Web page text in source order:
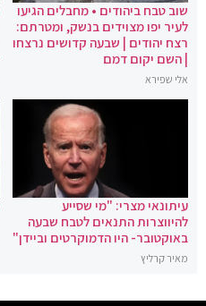
שוב טבח ביהודים • מחבלים הגיעו
לעיר יפו מצוידים בנשק, ומטרתם:
רצח יהודים | שבעה קדושים נרצחו
| השם יקום דמם
אלי שפירא
עיתונאי מצרי: "מי שסייע
להיווצרות התנאים לטבח שבעה
באוקטובר- היו הדמוקרטים וביידן"
מאיר קרליץ